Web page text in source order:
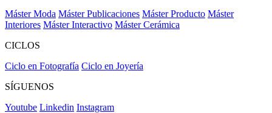
Máster Moda Máster Publicaciones Máster Producto Máster
Interiores Máster Interactivo Máster Cerámica
CICLOS
Ciclo en Fotografía Ciclo en Joyería
SÍGUENOS
Youtube Linkedin Instagram